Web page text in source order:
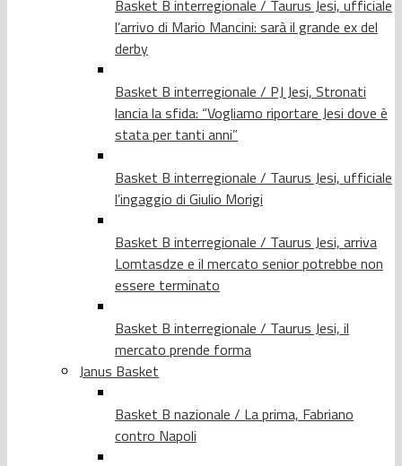
Basket B interregionale / Taurus Jesi, ufficiale
l’arrivo di Mario Mancini: sarà il grande ex del
derby
Basket B interregionale / PJ Jesi, Stronati
lancia la sfida: “Vogliamo riportare Jesi dove è
stata per tanti anni”
Basket B interregionale / Taurus Jesi, ufficiale
l’ingaggio di Giulio Morigi
Basket B interregionale / Taurus Jesi, arriva
Lomtasdze e il mercato senior potrebbe non
essere terminato
Basket B interregionale / Taurus Jesi, il
mercato prende forma
Janus Basket
Basket B nazionale / La prima, Fabriano
contro Napoli